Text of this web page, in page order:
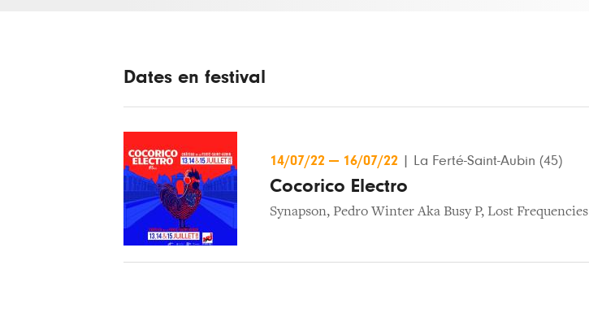
Dates en festival
14/07/22 — 16/07/22 La Ferté-Saint-Aubin (45)
Cocorico Electro
Synapson, Pedro Winter Aka Busy P, Lost Frequencies